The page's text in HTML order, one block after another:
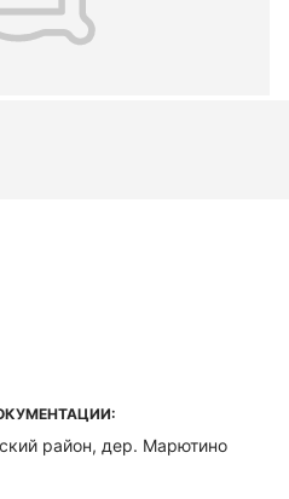
район, дер. Марютино